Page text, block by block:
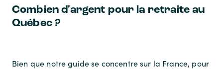
Combien d'argent pour la retraite au
Québec ?
Bien que notre guide se concentre sur la France, pour